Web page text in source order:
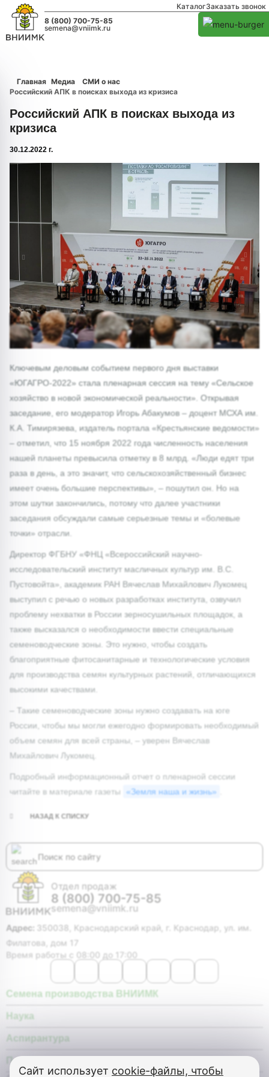
КаталогЗаказать звонок
8 (800) 700-75-85
semena@vniimk.ru
Главная Медиа
СМИ о нас
Российский АПК в поисках выхода из кризиса
Российский АПК в поисках выхода из
кризиса
30.12.2022 г.
1/0
Ключевым деловым событием первого дня выставки
«ЮГАГРО-2022» стала пленарная сессия на тему «Сельское
хозяйство в новой экономической реальности». Открывая
заседание, его модератор Игорь Абакумов – доцент МСХА им.
К.А. Тимирязева, издатель портала «Крестьянские ведомости»
– отметил, что 15 ноября 2022 года численность населения
нашей планеты превысила отметку в 8 млрд. «Люди едят три
раза в день, а это значит, что сельскохозяйственный бизнес
имеет очень большие перспективы», – пошутил он. Но на
этом шутки закончились, потому что далее участники
заседания обсуждали самые серьезные темы и «болевые
точки» отрасли.
Директор ФГБНУ «ФНЦ «Всероссийский научно-
исследовательский институт масличных культур им. В.С.
Пустовойта», академик РАН Вячеслав Михайлович Лукомец
выступил с речью о новых разработках института, озвучил
проблему нехватки в России зерносушильных площадок, а
также высказался о необходимости ввести специальные
семеноводческие зоны. Это нужно, чтобы создать
благоприятные фитосанитарные и технологические условия
для производства семян культурных растений, отличающихся
высокими качествами.
– Такие семеноводческие зоны нужно создавать на юге
России, чтобы мы могли ежегодно формировать необходимый
объем семян для всей страны, – уверен Вячеслав
Михайлович Лукомец.
Подробный информационный отчет о пленарной сессии
читайте в материале газеты
«Земля наша и жизнь»
НАЗАД К СПИСКУ
Отдел продаж
8 (800) 700-75-85
semena@vniimk.ru
Адрес: 350038, Краснодарский край, г. Краснодар, ул. им.
Филатова, дом 17
Время работы с 08:00 до 17:00
Семена производства ВНИИМК
Наука
Аспирантура
Покупателю
Сайт использует cookie-файлы, чтобы